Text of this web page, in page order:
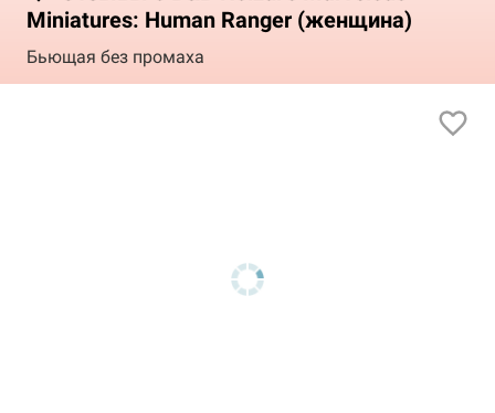
Miniatures: Human Ranger (женщина)
Бьющая без промаха